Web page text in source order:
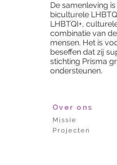
De samenleving
biculturele
LHBTQI+,
combinatie van
mensen. Het is
beseffen dat zij
stichting Prisma
ondersteunen.
Over ons
Missie
Projecten